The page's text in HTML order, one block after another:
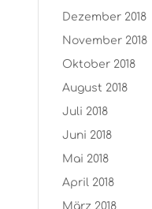
Dezember 2018
November 2018
Oktober 2018
August 2018
Juli 2018
Juni 2018
Mai 2018
April 2018
März 2018